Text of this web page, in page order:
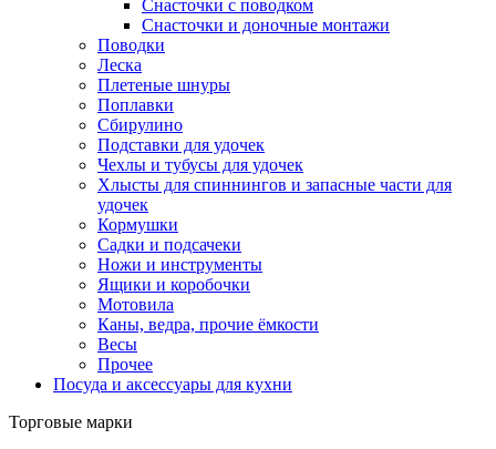
Снасточки с поводком
Снасточки и доночные монтажи
Поводки
Леска
Плетеные шнуры
Поплавки
Сбирулино
Подставки для удочек
Чехлы и тубусы для удочек
Хлысты для спиннингов и запасные части для
удочек
Кормушки
Садки и подсачеки
Ножи и инструменты
Ящики и коробочки
Мотовила
Каны, ведра, прочие ёмкости
Весы
Прочее
Посуда и аксессуары для кухни
Торговые марки